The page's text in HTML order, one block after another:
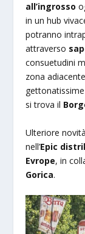
all’ingrosso
in un hub
potranno
attraverso
consuetudini
zona
si trova il
Ulteriore
nell’Epic
Evrope, in
Gorica.